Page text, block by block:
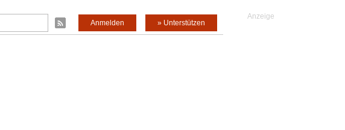
» Unterstützen
Anmelden